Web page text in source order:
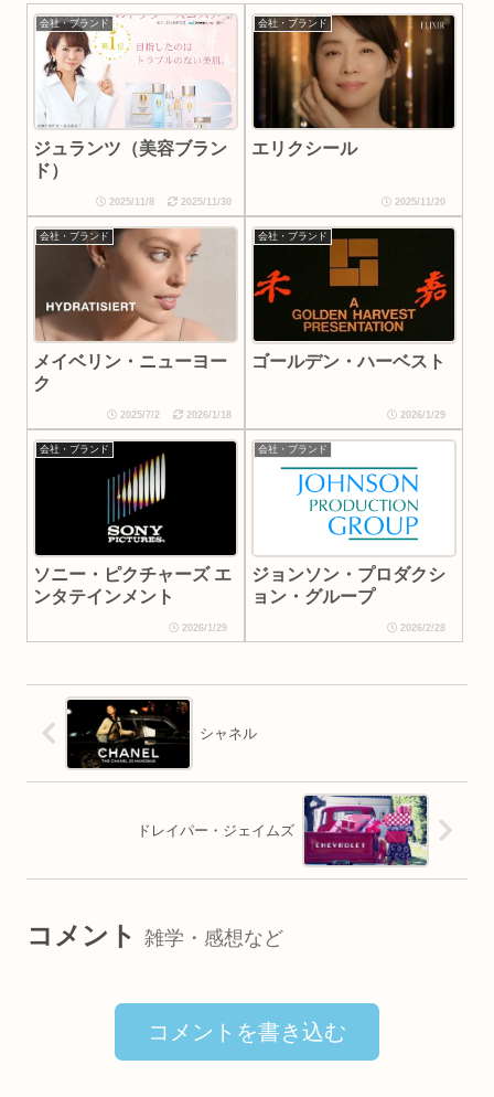
会社・ブランド
ジュランツ（美容ブラン
ド）
2025/11/8 2025/11/30
会社・ブランド
エリクシール
2025/11/20
会社・ブランド
メイベリン・ニューヨー
ク
2025/7/2 2026/1/18
会社・ブランド
ゴールデン・ハーベスト
2026/1/29
会社・ブランド
ソニー・ピクチャーズ エ
ンタテインメント
2026/1/29
会社・ブランド
ジョンソン・プロダクシ
ョン・グループ
2026/2/28
シャネル
ドレイパー・ジェイムズ
コメント 雑学・感想など
コメントを書き込む